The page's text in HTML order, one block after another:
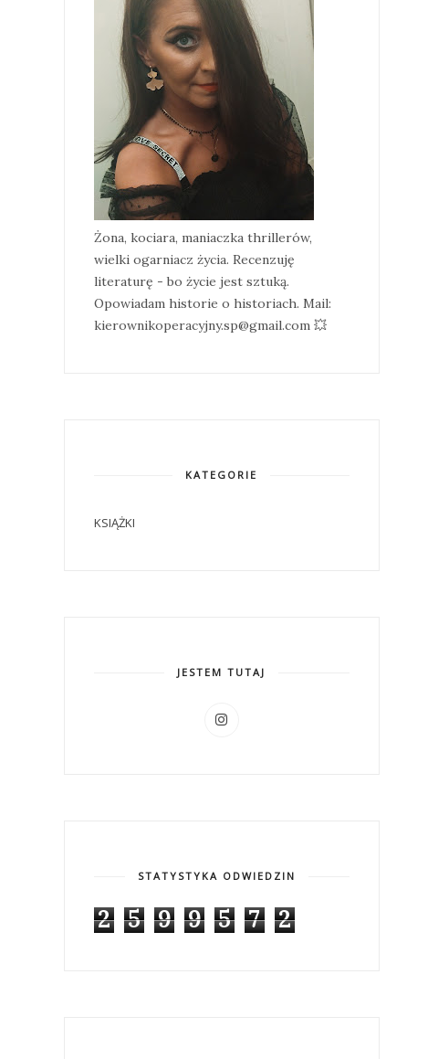
Żona, kociara, maniaczka thrillerów,
wielki ogarniacz życia. Recenzuję
literaturę - bo życie jest sztuką.
Opowiadam historie o historiach. Mail:
kierownikoperacyjny.sp@gmail.com 💥
KATEGORIE
KSIĄŻKI
JESTEM TUTAJ
STATYSTYKA ODWIEDZIN
2 5 9 9 5 7 2